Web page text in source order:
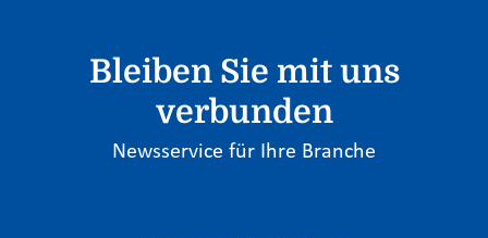
Bleiben Sie mit uns
verbunden
Newsservice für Ihre Branche